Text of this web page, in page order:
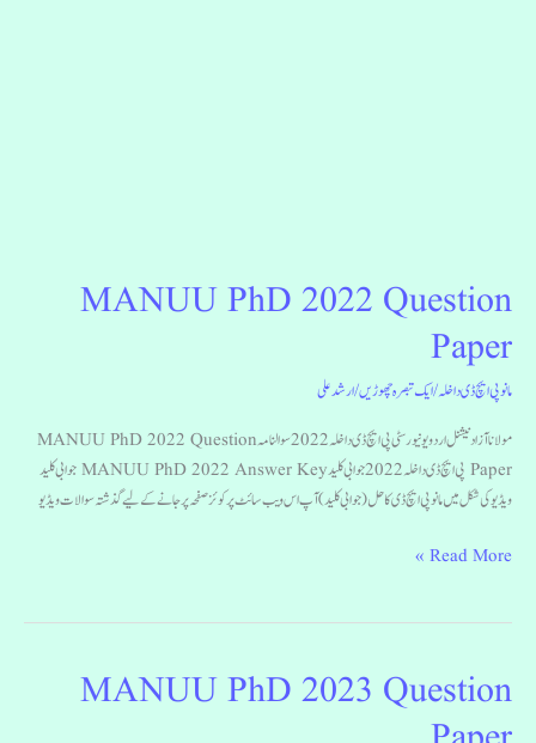
MANUU PhD 2022 Question
Paper
مانو پی ایچ ڈی داخلہ/ایک تبصرہ چھوڑیں/ارشد علی
مولانا آزاد نیشنل اردو یونیورسٹی پی ایچ ڈی داخلہ 2022 سوالنامہ MANUU PhD 2022 Question
Paper پی ایچ ڈی داخلہ 2022 جوابی کلید MANUU PhD 2022 Answer Key جوابی کلید
ویڈیو کی شکل میں مانو پی ایچ ڈی کا حل (جوابی کلید) آپ اس ویب سائٹ پرکوئز صفحہ پر جانے کے لیے گذشتہ سوالات ویڈیو
MANUU
2022
Question
Paper
Read More »
MANUU PhD 2023 Question
MANUU